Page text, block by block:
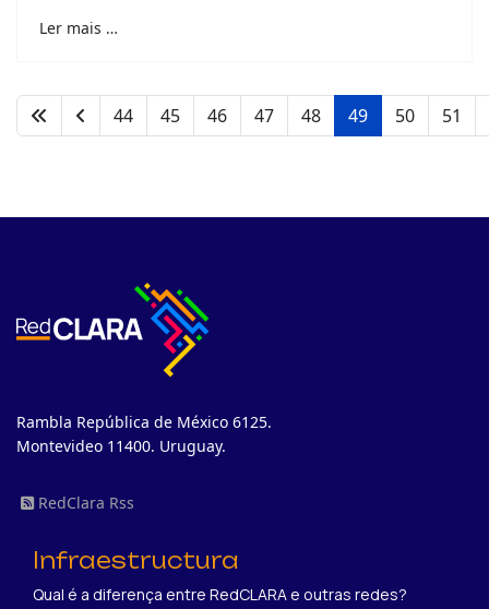
Ler mais …
44 45 46 47 48 49 50 51
Rambla República de México 6125.
Montevideo 11400. Uruguay.
RedClara Rss
Infraestructura
Qual é a diferença entre RedCLARA e outras redes?